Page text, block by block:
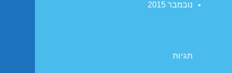
נובמבר 2015
תגיות